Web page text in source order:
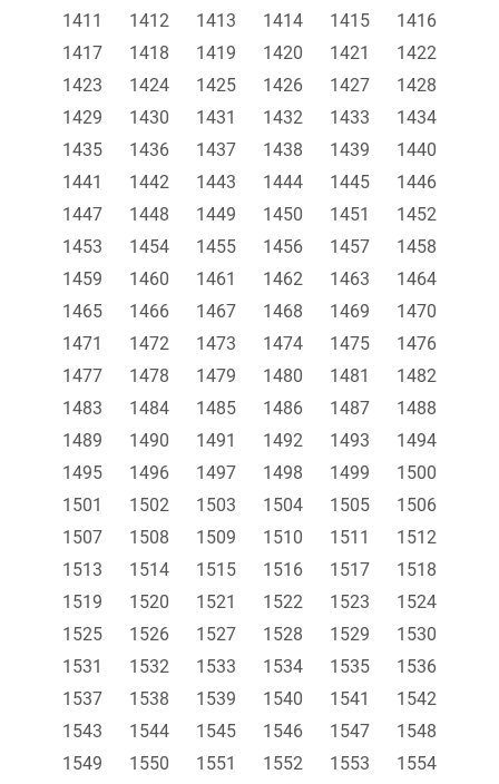
1411
1412 1413 1414 1415
1416
1417
1418 1419 1420 1421
1422
1423
1424 1425 1426 1427
1428
1429
1430 1431 1432 1433
1434
1435
1436 1437 1438 1439
1440
1441
1442 1443 1444 1445
1446
1447
1448 1449 1450 1451
1452
1453
1454 1455 1456 1457
1458
1459
1460 1461 1462 1463
1464
1465
1466 1467 1468 1469
1470
1471
1472 1473 1474 1475
1476
1477
1478 1479 1480 1481
1482
1483
1484 1485 1486 1487
1488
1489
1490 1491 1492 1493
1494
1495
1496 1497 1498 1499
1500
1501
1502 1503 1504 1505
1506
1507
1508 1509 1510 1511
1512
1513
1514 1515 1516 1517
1518
1519
1520 1521 1522 1523
1524
1525
1526 1527 1528 1529
1530
1531
1532 1533 1534 1535
1536
1537
1538 1539 1540 1541
1542
1543
1544 1545 1546 1547
1548
1549
1550 1551 1552 1553
1554